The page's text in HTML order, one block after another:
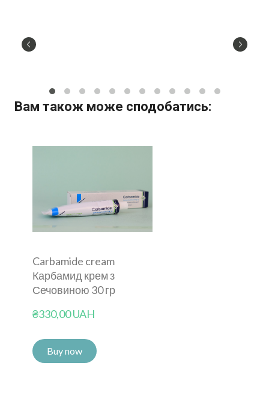
Вам також може сподобатись:
Carbamide cream
Карбамид крем з
Сечовиною 30 гр
₴330,00 UAH
Buy now